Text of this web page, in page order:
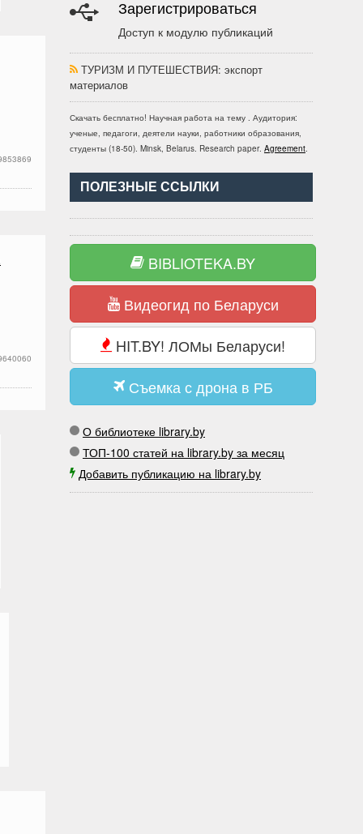
Зарегистрироваться
Доступ к модулю публикаций
ТУРИЗМ И ПУТЕШЕСТВИЯ: экспорт
материалов
Скачать бесплатно! Научная работа на тему . Аудитория:
ученые, педагоги, деятели науки, работники образования,
студенты (18-50). Minsk, Belarus. Research paper. Agreement.
ПОЛЕЗНЫЕ ССЫЛКИ
BIBLIOTEKA.BY
Видеогид по Беларуси
HIT.BY! ЛОМы Беларуси!
Съемка с дрона в РБ
О библиотеке library.by
ТОП-100 статей на library.by за месяц
Добавить публикацию на library.by